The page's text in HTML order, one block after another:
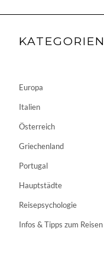
KATEGORIEN
Europa
Italien
Österreich
Griechenland
Portugal
Hauptstädte
Reisepsychologie
Infos & Tipps zum Reisen